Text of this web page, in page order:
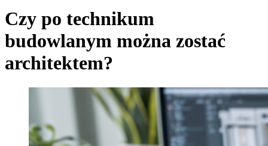
Czy po technikum
budowlanym można zostać
architektem?